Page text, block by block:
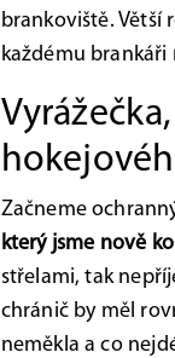
brankoviště. Větší
každému brankáři
Začneme
který jsme nově
střelami, tak
chránič by měl
neměkla a co